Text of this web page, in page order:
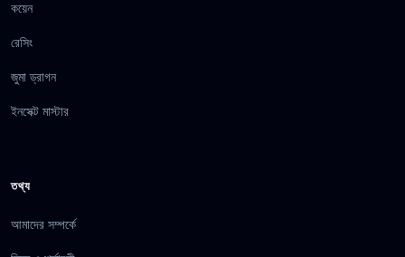
কয়েন
রেসিং
জুমা ড্রাগন
ইনসেক্ট মাস্টার
তথ্য
আমাদের সম্পর্কে